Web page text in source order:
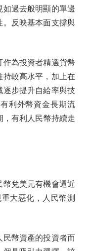
過去般明顯的單邊
。反映基本面支撐與
為投資者精選貨幣
持較高水平，加上在
逐步提升自給率與技
利外幣資金長期流
，有利人民幣持續走
兌美元有機會逼近
大惡化，人民幣測
幣資產的投資者而